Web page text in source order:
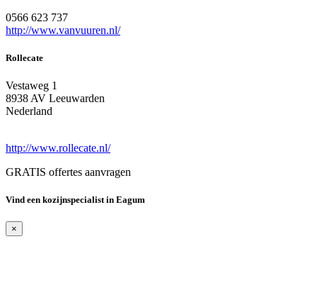
0566 623 737
http://www.vanvuuren.nl/
Rollecate
Vestaweg 1
8938 AV Leeuwarden
Nederland
http://www.rollecate.nl/
GRATIS offertes aanvragen
Vind een kozijnspecialist in Eagum
×